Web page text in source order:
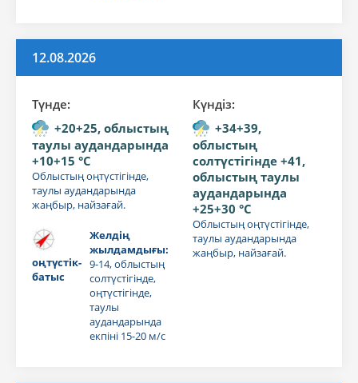
12.08.2026
Түнде:
+20+25, облыстың
таулы аудандарында
+10+15 °C
Облыстың оңтүстігінде,
таулы аудандарында
жаңбыр, найзағай.
оңтүстік-
батыс
Желдің
жылдамдығы:
9-14, облыстың
солтүстігінде,
оңтүстігінде,
таулы
аудандарында
екпіні 15-20 м/с
Күндiз:
+34+39,
облыстың
солтүстігінде +41,
облыстың таулы
аудандарында
+25+30 °C
Облыстың оңтүстігінде,
таулы аудандарында
жаңбыр, найзағай.